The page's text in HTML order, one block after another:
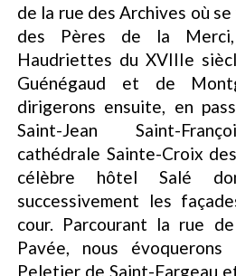
de la rue des Archives où
des Pères de la
Haudriettes du XVIIIe
Guénégaud et de
dirigerons ensuite, en
Saint-Jean Saint-
cathédrale Sainte-Croix
célèbre hôtel Salé
successivement les
cour. Parcourant la rue
Pavée, nous
Peletier de Saint-Fargeau